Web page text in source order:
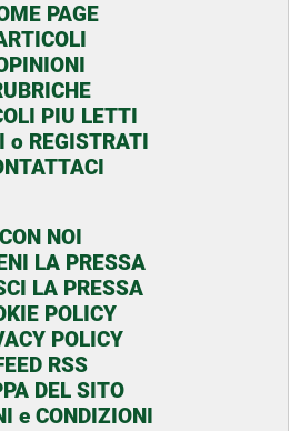
PAGE
PIU LETTI
o REGISTRATI
CON NOI
LA PRESSA
LA PRESSA
POLICY
POLICY
RSS
DEL SITO
e CONDIZIONI